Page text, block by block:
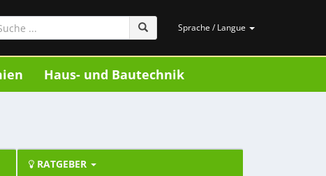
Sprache / Langue
Haus- und Bautechnik
RATGEBER